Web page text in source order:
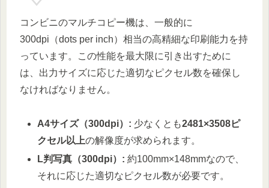
コンビニのマルチコピー機は、一般的に
300dpi（dots per inch）相当の高精細な印刷能力を持
っています。この性能を最大限に引き出すために
は、出力サイズに応じた適切なピクセル数を確保し
なければなりません。
A4サイズ（300dpi）: 少なくとも2481×3508ピ
クセル以上の解像度が求められます。
L判写真（300dpi）: 約100mm×148mmなので、
それに応じた適切なピクセル数が必要です。